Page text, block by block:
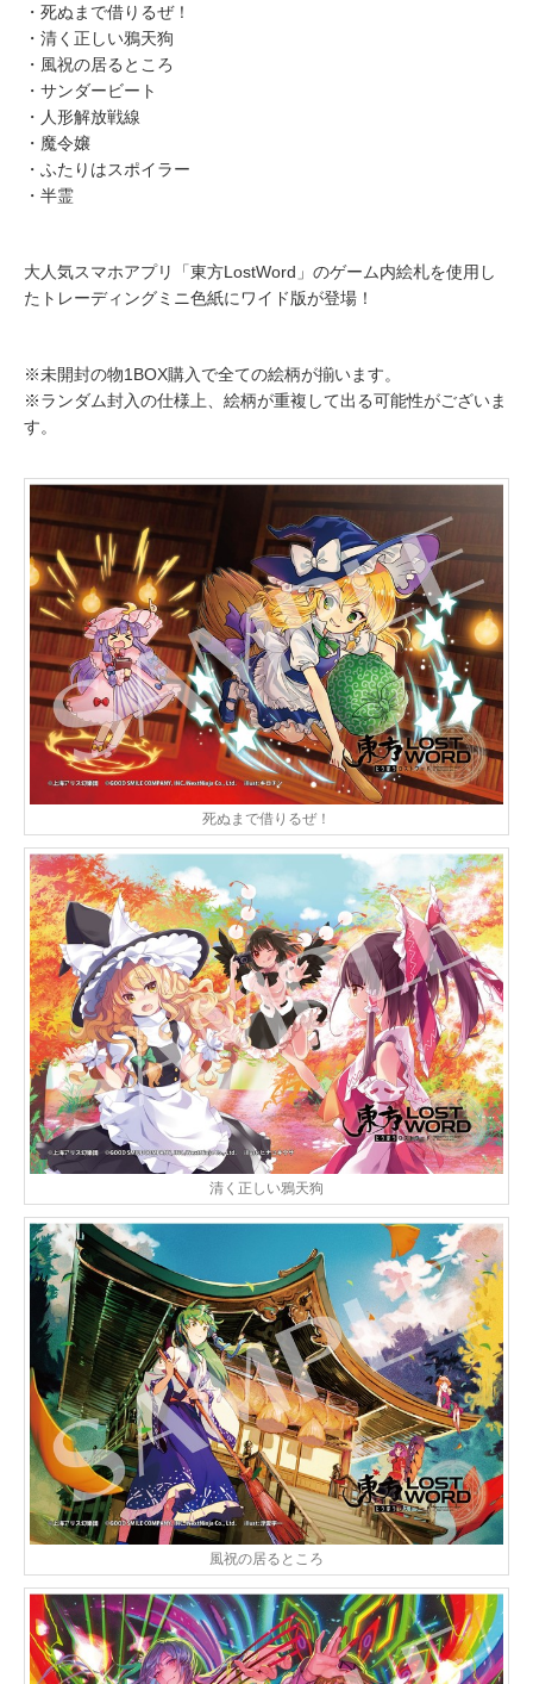
・死ぬまで借りるぜ！
・清く正しい鴉天狗
・風祝の居るところ
・サンダービート
・人形解放戦線
・魔令嬢
・ふたりはスポイラー
・半霊
大人気スマホアプリ「東方LostWord」のゲーム内絵札を使用し
たトレーディングミニ色紙にワイド版が登場！
※未開封の物1BOX購入で全ての絵柄が揃います。
※ランダム封入の仕様上、絵柄が重複して出る可能性がございま
す。
死ぬまで借りるぜ！
清く正しい鴉天狗
風祝の居るところ